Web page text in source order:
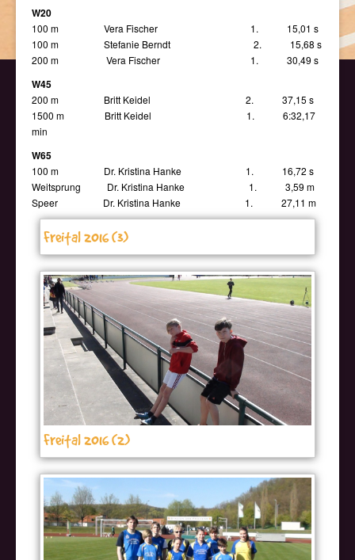
W20
100 m Vera Fischer 1. 15,01 s
100 m Stefanie Berndt 2. 15,68 s
200 m Vera Fischer 1. 30,49 s
W45
200 m Britt Keidel 2. 37,15 s
1500 m Britt Keidel 1. 6:32,17
min
W65
100 m Dr. Kristina Hanke 1. 16,72 s
Weitsprung Dr. Kristina Hanke 1. 3,59 m
Speer Dr. Kristina Hanke 1. 27,11 m
Freital 2016 (3)
Freital 2016 (2)